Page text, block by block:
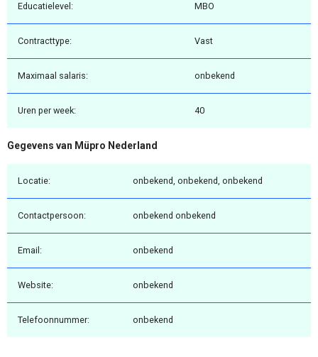
Educatielevel: MBO
Contracttype: Vast
Maximaal salaris: onbekend
Uren per week: 40
Gegevens van Müpro Nederland
Locatie: onbekend, onbekend, onbekend
Contactpersoon: onbekend onbekend
Email: onbekend
Website: onbekend
Telefoonnummer: onbekend